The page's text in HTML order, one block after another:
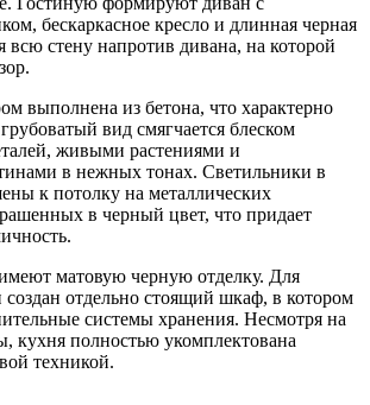
бескаркасное кресло и длинная черная
стену напротив дивана, на которой
выполнена из бетона, что характерно
вид смягчается блеском
живыми растениями и
в нежных тонах. Светильники в
к потолку на металлических
в черный цвет, что придает
матовую черную отделку. Для
создан отдельно стоящий шкаф, в котором
системы хранения. Несмотря на
кухня полностью укомплектована
техникой.